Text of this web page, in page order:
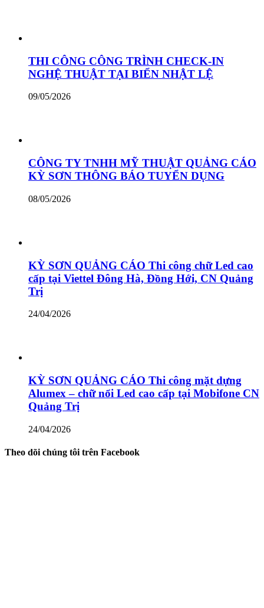
THI CÔNG CÔNG TRÌNH CHECK-IN
NGHỆ THUẬT TẠI BIỂN NHẬT LỆ
09/05/2026
CÔNG TY TNHH MỸ THUẬT QUẢNG CÁO
KỲ SƠN THÔNG BÁO TUYỂN DỤNG
08/05/2026
KỲ SƠN QUẢNG CÁO Thi công chữ Led cao
cấp tại Viettel Đông Hà, Đồng Hới, CN Quảng
Trị
24/04/2026
KỲ SƠN QUẢNG CÁO Thi công mặt dựng
Alumex – chữ nổi Led cao cấp tại Mobifone CN
Quảng Trị
24/04/2026
Theo dõi chúng tôi trên Facebook